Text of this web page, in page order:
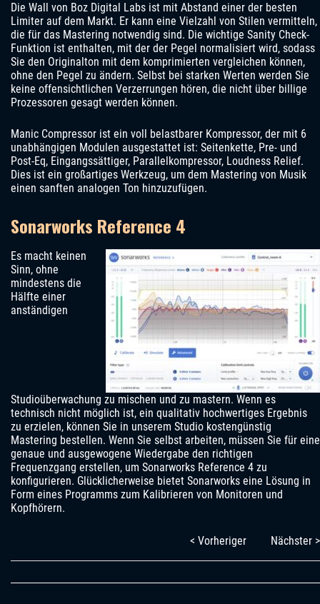
Die Wall von Boz Digital Labs ist mit Abstand einer der besten
Limiter auf dem Markt. Er kann eine Vielzahl von Stilen vermitteln,
die für das Mastering notwendig sind. Die wichtige Sanity Check-
Funktion ist enthalten, mit der der Pegel normalisiert wird, sodass
Sie den Originalton mit dem komprimierten vergleichen können,
ohne den Pegel zu ändern. Selbst bei starken Werten werden Sie
keine offensichtlichen Verzerrungen hören, die nicht über billige
Prozessoren gesagt werden können.
Manic Compressor ist ein voll belastbarer Kompressor, der mit 6
unabhängigen Modulen ausgestattet ist: Seitenkette, Pre- und
Post-Eq, Eingangssättiger, Parallelkompressor, Loudness Relief.
Dies ist ein großartiges Werkzeug, um dem Mastering von Musik
einen sanften analogen Ton hinzuzufügen.
Sonarworks Reference 4
Es macht keinen
Sinn, ohne
mindestens die
Hälfte einer
anständigen
Studioüberwachung zu mischen und zu mastern. Wenn es
technisch nicht möglich ist, ein qualitativ hochwertiges Ergebnis
zu erzielen, können Sie in unserem Studio kostengünstig
Mastering bestellen. Wenn Sie selbst arbeiten, müssen Sie für eine
genaue und ausgewogene Wiedergabe den richtigen
Frequenzgang erstellen, um Sonarworks Reference 4 zu
konfigurieren. Glücklicherweise bietet Sonarworks eine Lösung in
Form eines Programms zum Kalibrieren von Monitoren und
Kopfhörern.
< Vorheriger Nächster >